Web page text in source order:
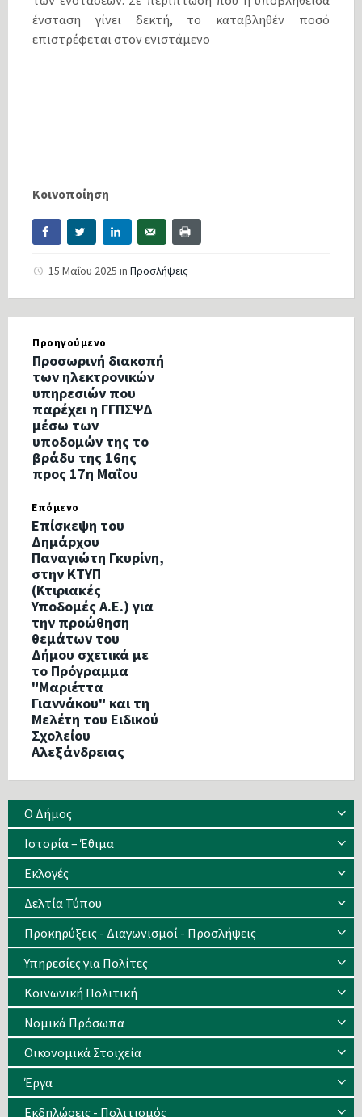
ένσταση γίνει δεκτή, το καταβληθέν ποσό
επιστρέφεται στον ενιστάμενο
Κοινοποίηση
15 Μαΐου 2025 in Προσλήψεις
Προηγούμενο
Προσωρινή διακοπή
των ηλεκτρονικών
υπηρεσιών που
παρέχει η ΓΓΠΣΨΔ
μέσω των
υποδομών της το
βράδυ της 16ης
προς 17η Μαΐου
Επόμενο
Επίσκεψη του
Δημάρχου
Παναγιώτη Γκυρίνη,
στην ΚΤΥΠ
(Κτιριακές
Υποδομές Α.Ε.) για
την προώθηση
θεμάτων του
Δήμου σχετικά με
το Πρόγραμμα
"Μαριέττα
Γιαννάκου" και τη
Μελέτη του Ειδικού
Σχολείου
Αλεξάνδρειας
Ο Δήμος
Ιστορία – Έθιμα
Eκλογές
Δελτία Τύπου
Προκηρύξεις - Διαγωνισμοί - Προσλήψεις
Υπηρεσίες για Πολίτες
Κοινωνική Πολιτική
Νομικά Πρόσωπα
Οικονομικά Στοιχεία
Έργα
Εκδηλώσεις - Πολιτισμός